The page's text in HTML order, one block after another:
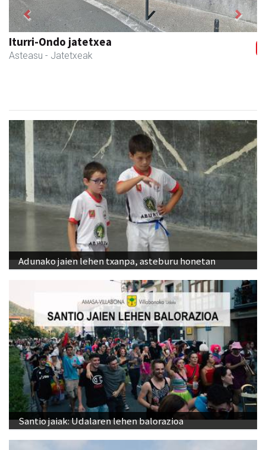
Txortu mekanizaketa eta muntaketa
Asteasu - Mekanizatuak
Previous Next
Adunako jaien lehen txanpa, asteburu honetan
Santio jaiak: Udalaren lehen balorazioa